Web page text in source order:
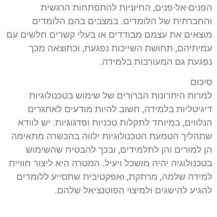
הפנים-אל-פנים, החיוניות להתפתחות הרגשית
והחברתית של הלומדים. במצבים בהם הלומדים
מוצאים את עצמם מבודדים או בעלי קשרים חלשים עם
עמיתיהם, תחושת השייכות נפגעת, וכתוצאה מכך
נפגעת גם המעורבות בלמידה.
סיכום
למרות היתרונות הברורים של שימוש בטכנולוגיות
דיגיטליות בלמידה, חשוב להיות מודעים לאתגרים
הנלווים, במיוחד לתקלות טכניות ופדגוגיות. יש לוודא
שתהליך הטמעת הטכנולוגיות ילווה בהכשרה מתאימה
הן למורים והן לתלמידים, ובכך להבטיח שהשימוש
בטכנולוגיה יהיה מושכל ויעיל. המטרה היא ליצור חוויית
למידה שלמה, מרתקת, ואפקטיבית שתסייע ללומדים
להגיע להישגים ולמיצוי הפוטנציאל שלהם.